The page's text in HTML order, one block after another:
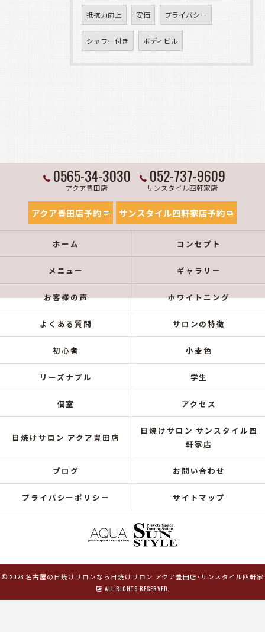
抵抗力向上 安価 プライバシー
シャワー付き ボディビル
0565-34-3030
アクア豊田店
052-737-9609
サンスタイル四軒家店
アクア豊田店予約 サンスタイル四軒家店予約
ホーム コンセプト
メニュー ギャラリー
お客様の声 ホワイトニング
よくある質問 サロンの特徴
初心者 小麦色
リーズナブル 学生
個室 アクセス
日焼けサロン アクア豊田店
日焼けサロン サンスタイル四
軒家店
ブログ お問い合わせ
プライバシーポリシー サイトマップ
© 2026 名古屋の日焼けサロンなら日焼けサロン アクア豊田店･サンスタイル四軒家
店 ALL RIGHTS RESERVED.